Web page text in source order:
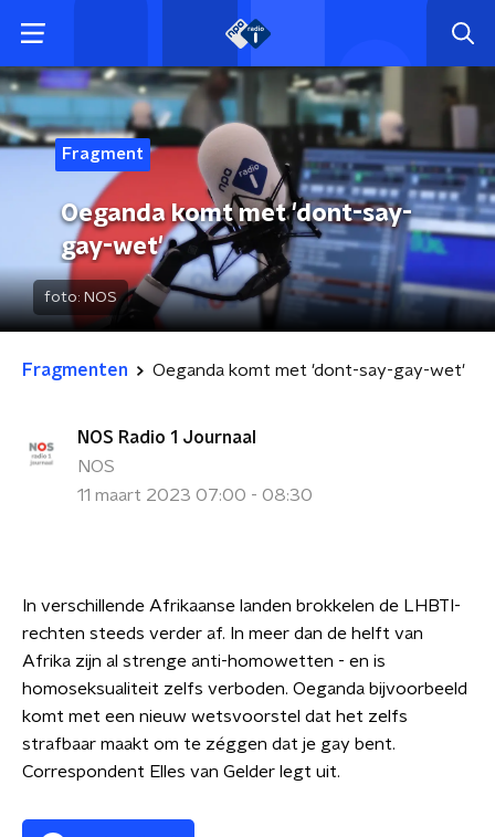
Fragment
Oeganda komt met 'dont-say-
gay-wet'
foto: NOS
Fragmenten Oeganda komt met 'dont-say-gay-wet'
NOS Radio 1 Journaal
NOS
11 maart 2023 07:00 - 08:30
In verschillende Afrikaanse landen brokkelen de LHBTI-
rechten steeds verder af. In meer dan de helft van
Afrika zijn al strenge anti-homowetten - en is
homoseksualiteit zelfs verboden. Oeganda bijvoorbeeld
komt met een nieuw wetsvoorstel dat het zelfs
strafbaar maakt om te zéggen dat je gay bent.
Correspondent Elles van Gelder legt uit.